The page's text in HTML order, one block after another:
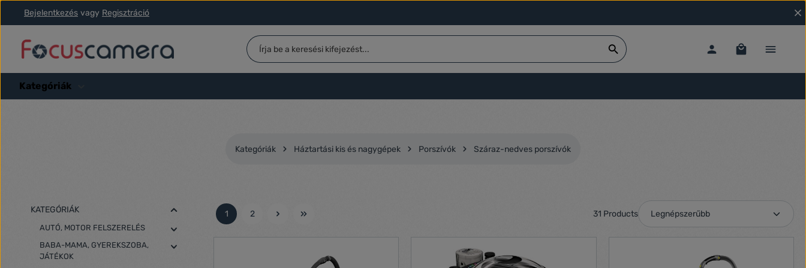
a fő tartalomra
Ugrás a kereséshez
Ugrás a fő navigációhoz
Bejelentkezés vagy Regisztráció
Kategóriák
Kategóriák Háztartási kis és nagygépek Porszívók Száraz-nedves porszívók
KATEGÓRIÁK
AUTÓ, MOTOR FELSZERELÉS
BABA-MAMA, GYEREKSZOBA,
JÁTÉKOK
Oldal
1
Oldal
2 31 Products